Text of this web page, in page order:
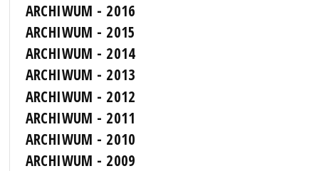
ARCHIWUM - 2016
ARCHIWUM - 2015
ARCHIWUM - 2014
ARCHIWUM - 2013
ARCHIWUM - 2012
ARCHIWUM - 2011
ARCHIWUM - 2010
ARCHIWUM - 2009